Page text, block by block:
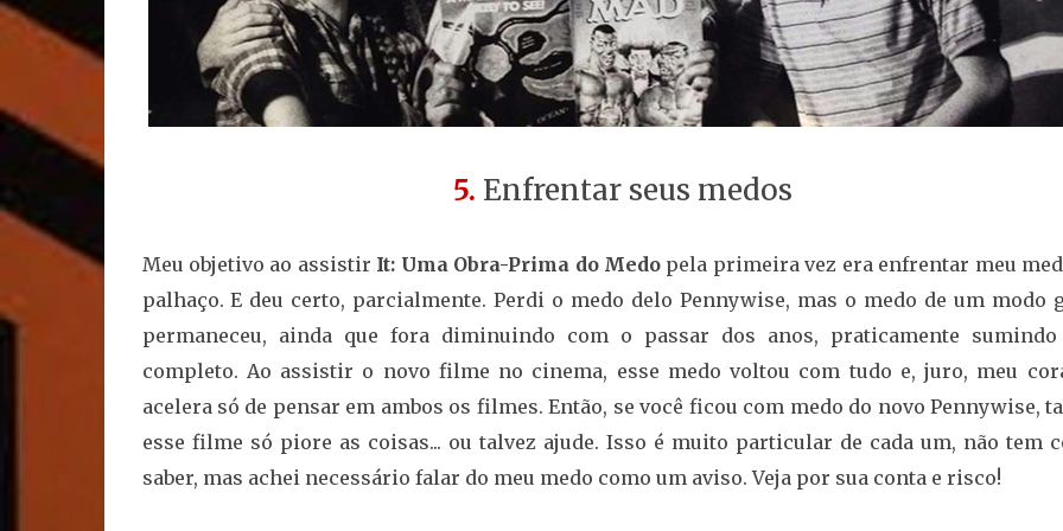
5. Enfrentar seus medos
Meu objetivo ao assistir It: Uma Obra-Prima do Medo pela primeira vez era enfrentar meu
palhaço. E deu certo, parcialmente. Perdi o medo delo Pennywise, mas o medo de um modo
permaneceu, ainda que fora diminuindo com o passar dos anos, praticamente
completo. Ao assistir o novo filme no cinema, esse medo voltou com tudo e, juro, meu
acelera só de pensar em ambos os filmes. Então, se você ficou com medo do novo Pennywise,
esse filme só piore as coisas... ou talvez ajude. Isso é muito particular de cada um, não tem
saber, mas achei necessário falar do meu medo como um aviso. Veja por sua conta e risco!